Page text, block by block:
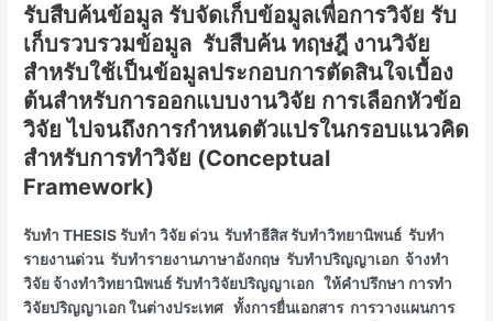
รับสืบค้นข้อมูล รับจัดเก็บข้อมูลเพื่อการวิจัย รับ
เก็บรวบรวมข้อมูล รับสืบค้น ทฤษฎี งานวิจัย
สำหรับใช้เป็นข้อมูลประกอบการตัดสินใจเบื้อง
ต้นสำหรับการออกแบบงานวิจัย การเลือกหัวข้อ
วิจัย ไปจนถึงการกำหนดตัวแปรในกรอบแนวคิด
สำหรับการทำวิจัย (Conceptual
Framework)
รับทำ THESIS รับทำ วิจัย ด่วน รับทำธีสิส รับทำวิทยานิพนธ์ รับทำ
รายงานด่วน รับทำรายงานภาษาอังกฤษ รับทำปริญญาเอก จ้างทำ
วิจัย จ้างทำวิทยานิพนธ์ รับทำวิจัยปริญญาเอก ให้คำปรึกษา การทำ
วิจัยปริญญาเอก ในต่างประเทศ ทั้งการยื่นเอกสาร การวางแผนการ